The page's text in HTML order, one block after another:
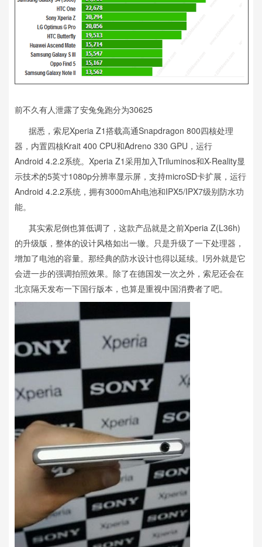
前不久有人泄露了安兔兔跑分为30625
据悉，索尼Xperia Z1搭载高通Snapdragon 800四核处理
器，内置四核Krait 400 CPU和Adreno 330 GPU，运行
Android 4.2.2系统。Xperia Z1采用加入Triluminos和X-Reality显
示技术的5英寸1080p分辨率显示屏，支持microSD卡扩展，运行
Android 4.2.2系统，拥有3000mAh电池和IPX5/IPX7级别防水功
能。
其实索尼倒也算低调了，这款产品就是之前Xperia Z(L36h)
的升级版，整体的设计风格如出一辙。只是升级了一下处理器，
增加了电池的容量。那经典的防水设计也得以延续。l另外就是它
会进一步的强调拍照效果。除了在德国发一次之外，索尼还会在
北京隔天发布一下国行版本，也算是重视中国消费者了吧。